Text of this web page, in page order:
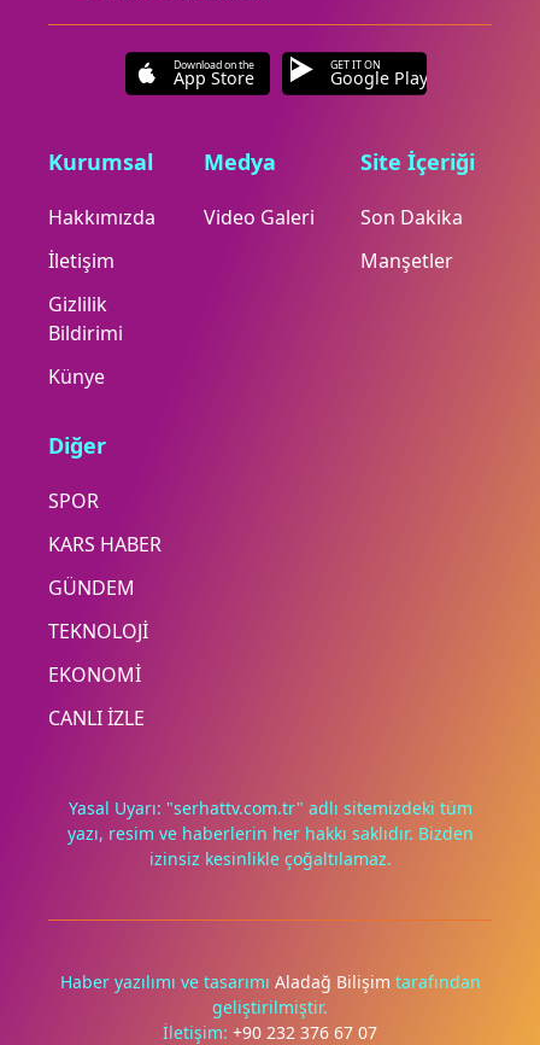
Deneyimini iyileştirmek ve içeriğimizi geliştirmek için çerezler
Download on the
App Store
GET IT ON
Google Play
Kurumsal
Hakkımızda
İletişim
Gizlilik
Bildirimi
Künye
Medya
Video Galeri
Site İçeriği
Son Dakika
Manşetler
Diğer
SPOR
KARS HABER
GÜNDEM
TEKNOLOJİ
EKONOMİ
CANLI İZLE
Yasal Uyarı: "serhattv.com.tr" adlı sitemizdeki tüm
yazı, resim ve haberlerin her hakkı saklıdır. Bizden
izinsiz kesinlikle çoğaltılamaz.
Haber yazılımı ve tasarımı Aladağ Bilişim tarafından
geliştirilmiştir.
İletişim: +90 232 376 67 07